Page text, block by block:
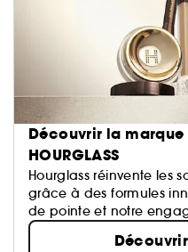
Découvrir la marque
HOURGLASS
Hourglass réinvente les
grâce à des formules
de pointe et notre
animale.
Découvrir